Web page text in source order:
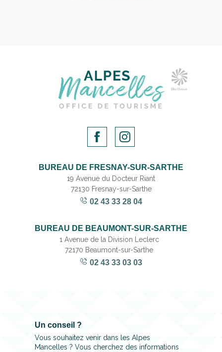
BUREAU DE FRESNAY-SUR-SARTHE
19 Avenue du Docteur Riant
72130 Fresnay-sur-Sarthe
02 43 33 28 04
BUREAU DE BEAUMONT-SUR-SARTHE
1 Avenue de la Division Leclerc
72170 Beaumont-sur-Sarthe
02 43 33 03 03
Un conseil ?
Vous souhaitez venir dans les Alpes
Mancelles ? Vous cherchez des informations